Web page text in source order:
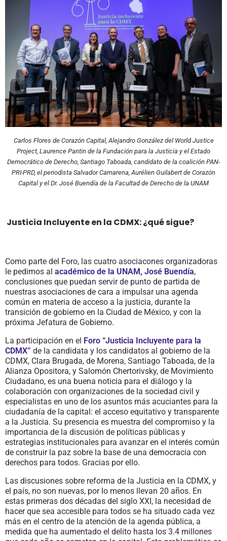
Carlos Flores de Corazón Capital, Alejandro González del World Justice
Project, Laurence Pantin de la Fundación para la Justicia y el Estado
Democrático de Derecho, Santiago Taboada, candidato de la coalición PAN-
PRI-PRD, el periodista Salvador Camarena, Aurélien Guilabert de Corazón
Capital y el Dr. José Buendía de la Facultad de Derecho de la UNAM
Justicia Incluyente en la CDMX: ¿qué sigue?
Como parte del Foro, las cuatro asociacones organizadoras
le pedimos al académico de la UNAM, José Buendía,
conclusiones que puedan servir de punto de partida de
nuestras asociaciones de cara a impulsar una agenda
común en materia de acceso a la justicia, durante la
transición de gobierno en la Ciudad de México, y con la
próxima Jefatura de Gobierno.
La participación en el Foro “Justicia Incluyente para la
CDMX” de la candidata y los candidatos al gobierno de la
CDMX, Clara Brugada, de Morena, Santiago Taboada, de la
Alianza Opositora, y Salomón Chertorivsky, de Movimiento
Ciudadano, es una buena noticia para el diálogo y la
colaboración con organizaciones de la sociedad civil y
especialistas en uno de los asuntos más acuciantes para la
ciudadanía de la capital: el acceso equitativo y transparente
a la Justicia. Su presencia es muestra del compromiso y la
importancia de la discusión de políticas públicas y
estrategias institucionales para avanzar en el interés común
de construir la paz sobre la base de una democracia con
derechos para todos. Gracias por ello.
Las discusiones sobre reforma de la Justicia en la CDMX, y
el país, no son nuevas, por lo menos llevan 20 años. En
estas primeras dos décadas del siglo XXI, la necesidad de
hacer que sea accesible para todos se ha situado cada vez
más en el centro de la atención de la agenda pública, a
medida que ha aumentado el delito hasta los 3.4 millones